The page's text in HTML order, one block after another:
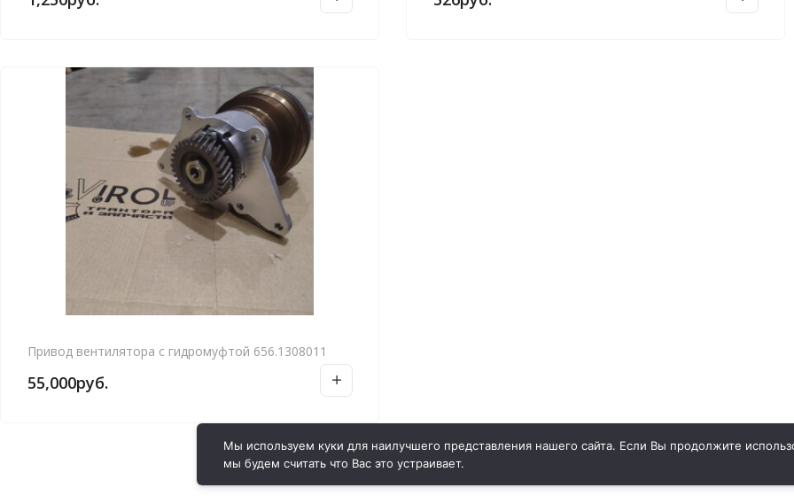
Привод вентилятора с гидромуфтой 656.1308011
55,000руб.
Мы используем куки для наилучшего представления нашего сайта. Если Вы продолжите
мы будем считать что Вас это устраивает.